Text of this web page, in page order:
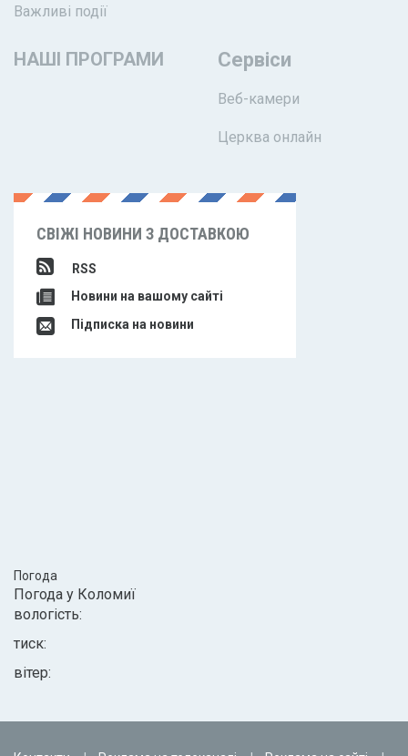
Важливі події
НАШІ ПРОГРАМИ Сервіси
Веб-камери
Церква онлайн
СВІЖІ НОВИНИ З ДОСТАВКОЮ
RSS
Новини на вашому сайті
Підписка на новини
Погода
Погода у Коломиї
вологість:
тиск:
вітер: